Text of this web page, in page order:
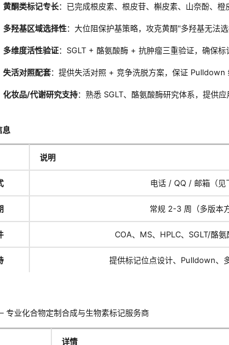
黄酮类标记专长：已完成根皮素、根皮苷、槲皮素、山奈酚、
多羟基区域选择性：大位阻保护基策略，攻克黄酮"多羟基无法
多维度活性验证：SGLT + 酪氨酸酶 + 抗肿瘤三重验证，确保
失活对照配套：提供失活对照 + 竞争洗脱方案，保证 Pulldown
化妆品/代谢研究支持：熟悉 SGLT、酪氨酸酶研究体系，提供应
息
说明
电话 / QQ / 邮箱（见
常规 2-3 周（多版本
COA、MS、HPLC、SGLT/酪
提供标记位点设计、Pulldown
专业化合物定制合成与生物素标记服务商
详情